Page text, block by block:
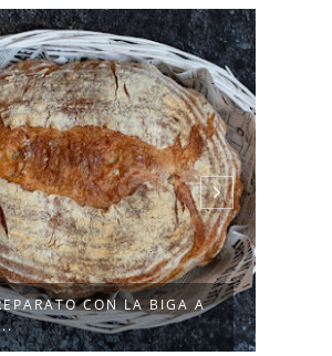
PREPARATO
BI...